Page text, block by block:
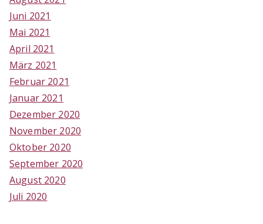
Juni 2021
Mai 2021
April 2021
März 2021
Februar 2021
Januar 2021
Dezember 2020
November 2020
Oktober 2020
September 2020
August 2020
Juli 2020